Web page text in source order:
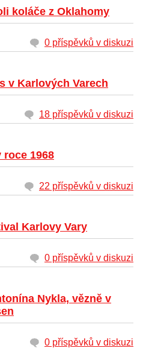
koláče z Oklahomy
0 příspěvků v diskuzi
v Karlových Varech
18 příspěvků v diskuzi
1968
22 příspěvků v diskuzi
Karlovy Vary
0 příspěvků v diskuzi
Nykla, vězně v
0 příspěvků v diskuzi